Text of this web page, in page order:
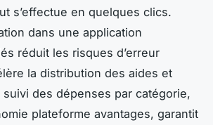
s’effectue en quelques clics.
dans une application
réduit les risques d’erreur
la distribution des aides et
des dépenses par catégorie,
plateforme avantages, garantit